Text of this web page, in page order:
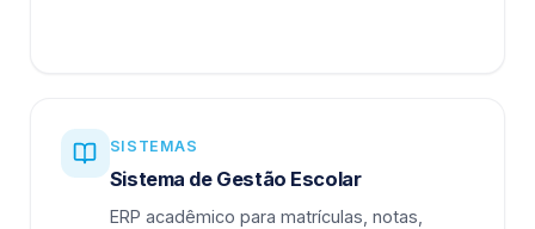
SISTEMAS
Sistema de Gestão Escolar
ERP acadêmico para matrículas, notas,